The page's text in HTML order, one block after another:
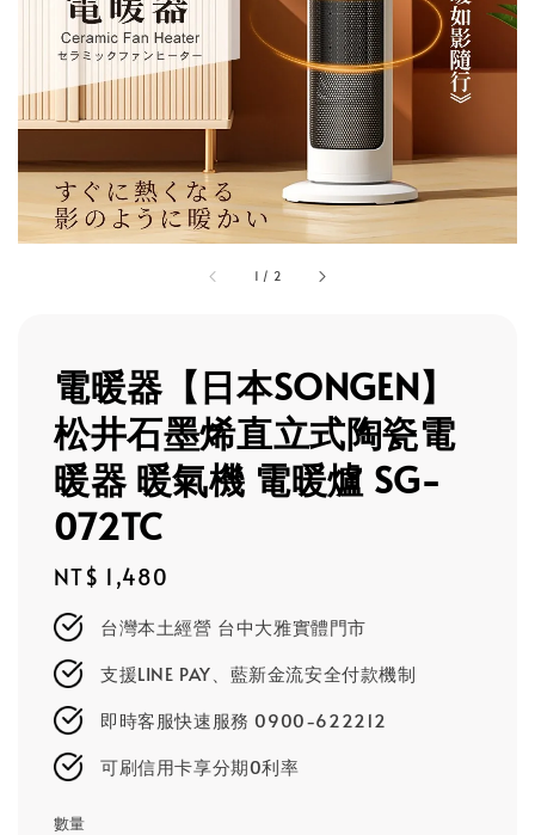
1 / 2
電暖器【日本SONGEN】
松井石墨烯直立式陶瓷電
暖器 暖氣機 電暖爐 SG-
072TC
Regular
price
NT$ 1,480
台灣本土經營 台中大雅實體門市
支援LINE PAY、藍新金流安全付款機制
即時客服快速服務 0900-622212
可刷信用卡享分期0利率
數量